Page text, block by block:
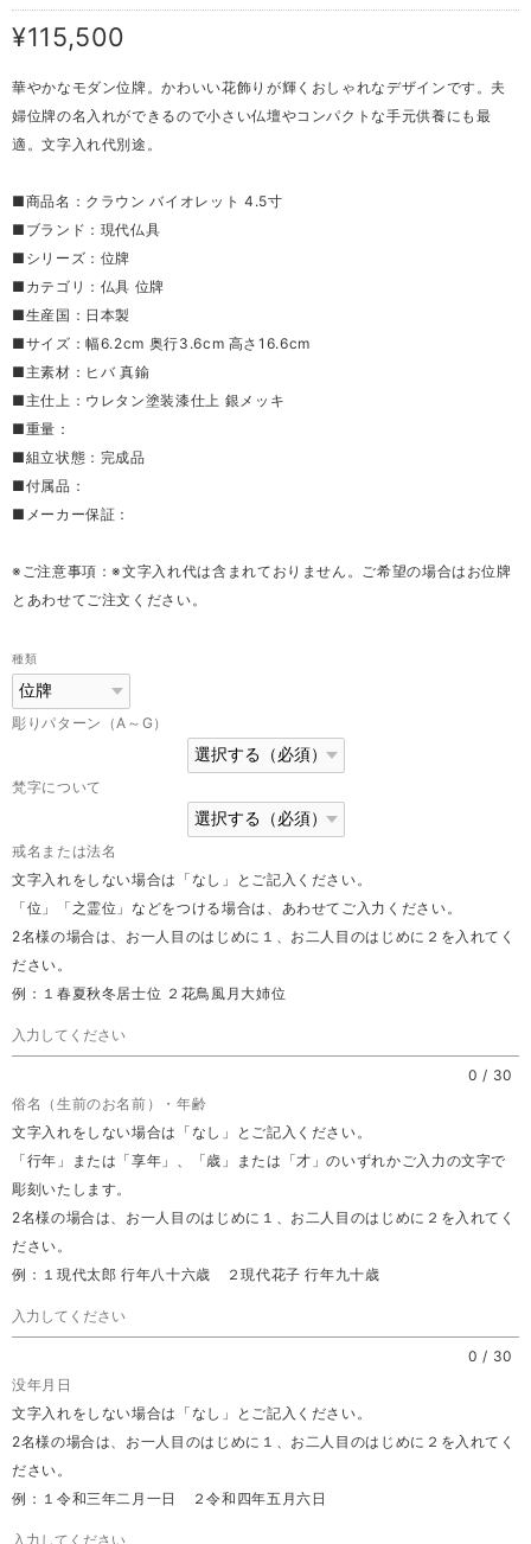
¥115,500
華やかなモダン位牌。かわいい花飾りが輝くおしゃれなデザインです。夫
婦位牌の名入れができるので小さい仏壇やコンパクトな手元供養にも最
適。文字入れ代別途。
■商品名：クラウン バイオレット 4.5寸
■ブランド：現代仏具
■シリーズ：位牌
■カテゴリ：仏具 位牌
■生産国：日本製
■サイズ：幅6.2cm 奥行3.6cm 高さ16.6cm
■主素材：ヒバ 真鍮
■主仕上：ウレタン塗装漆仕上 銀メッキ
■重量：
■組立状態：完成品
■付属品：
■メーカー保証：
※ご注意事項：※文字入れ代は含まれておりません。ご希望の場合はお位牌
とあわせてご注文ください。
種類
彫りパターン（A～G）
梵字について
戒名または法名
文字入れをしない場合は「なし」とご記入ください。
「位」「之霊位」などをつける場合は、あわせてご入力ください。
2名様の場合は、お一人目のはじめに１、お二人目のはじめに２を入れてく
ださい。
例：１春夏秋冬居士位 ２花鳥風月大姉位
0 / 30
俗名（生前のお名前）・年齢
文字入れをしない場合は「なし」とご記入ください。
「行年」または「享年」、「歳」または「才」のいずれかご入力の文字で
彫刻いたします。
2名様の場合は、お一人目のはじめに１、お二人目のはじめに２を入れてく
ださい。
例：１現代太郎 行年八十六歳 ２現代花子 行年九十歳
0 / 30
没年月日
文字入れをしない場合は「なし」とご記入ください。
2名様の場合は、お一人目のはじめに１、お二人目のはじめに２を入れてく
ださい。
例：１令和三年二月一日 ２令和四年五月六日